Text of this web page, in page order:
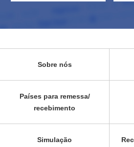
Sobre nós
Países para remessa/
recebimento
Simulação